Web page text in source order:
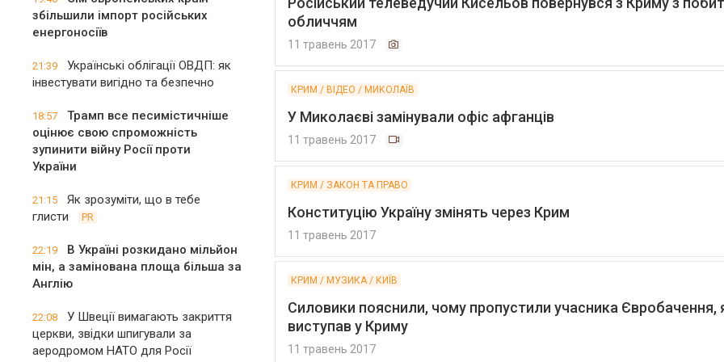
збільшили імпорт російських
енергоносіїв
21:39
Українські облігації ОВДП: як
інвестувати вигідно та безпечно
18:57
Трамп все песимістичніше
оцінює свою спроможність
зупинити війну Росії проти
України
21:15
Як зрозуміти, що в тебе
глисти
PR
22:19
В Україні розкидано мільйон
мін, а замінована площа більша за
Англію
22:08
У Швеції вимагають закриття
церкви, звідки шпигували за
аеродромом НАТО для Росії
обличчям
11 травень 2017
КРИМ / ВІДЕО / МИКОЛАЇВ
У Миколаєві замінували офіс афганців
11 травень 2017
КРИМ / ЗАКОН ТА ПРАВО
Конституцію Україну змінять через Крим
11 травень 2017
КРИМ / МУЗИКА / КИЇВ
Силовики пояснили, чому пропустили учасника Євробачення,
виступав у Криму
11 травень 2017